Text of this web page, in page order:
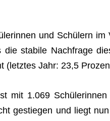
und Schü­lern im
sta­bile Nach­frage
(letz­tes Jahr: 23,5
mit 1.069 Schü­le­rin­nen
gestie­gen und liegt